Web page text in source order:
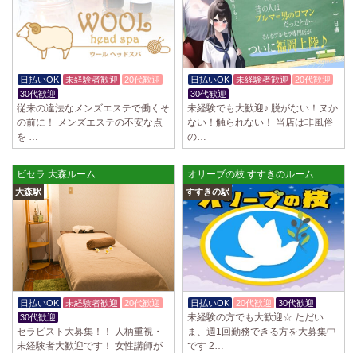
日払いOK 未経験者歓迎
20代歓迎
30代歓迎
従来の違法なメンズエステで働くそ
の前に！ メンズエステの不安な点
を …
日払いOK 未経験者歓迎
20代歓迎
30代歓迎
未経験でも大歓迎♪ 脱がない！ヌか
ない！触られない！ 当店は非風俗
の…
ビセラ 大森ルーム
大森駅
日払いOK 未経験者歓迎
20代歓迎
30代歓迎
セラピスト大募集！！ 人柄重視・
未経験者大歓迎です！ 女性講師が
オリーブの枝 すすきのルーム
すすきの駅
日払いOK 20代歓迎 30代歓迎
未経験の方でも大歓迎☆ ただい
ま、週1回勤務できる方を大募集中
です 2…